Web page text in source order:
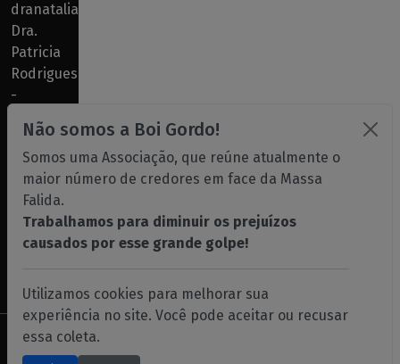
dranatalia@albg.com.br
Dra.
Patricia
Rodrigues
-
Gabriela
gabriela@albg.com.br
José Luiz
Peres -
peres@albg.com.br,
Não somos a Boi Gordo!
Somos uma Associação, que reúne atualmente o
maior número de credores em face da Massa
Falida.
Trabalhamos para diminuir os prejuízos
causados por esse grande golpe!
Utilizamos cookies para melhorar sua
experiência no site. Você pode aceitar ou recusar
essa coleta.